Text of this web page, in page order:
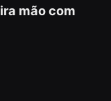
mão com